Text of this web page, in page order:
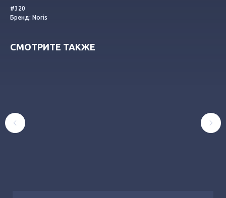
#320
Бренд: Noris
СМОТРИТЕ ТАКЖЕ